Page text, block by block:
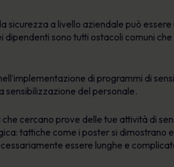
sicurezza a livello aziendale può essere
sono tutti ostacoli comuni
di programmi di
sensibilizzazione del personale.
cercano prove delle tue attività di
tattiche come i poster si
essere lunghe e